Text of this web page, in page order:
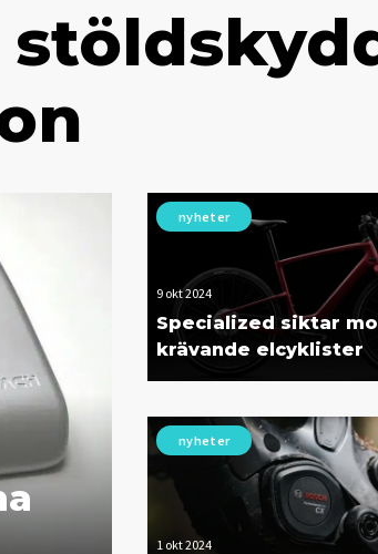
nyheter
9 okt 2024
Specialized siktar
krävande elcyklister
nyheter
1 okt 2024